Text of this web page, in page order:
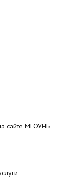
сайте МГОУНБ